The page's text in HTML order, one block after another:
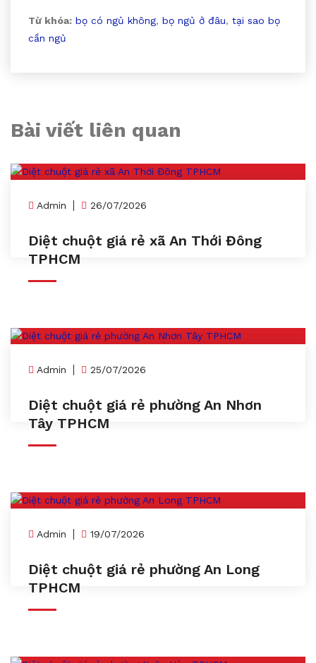
Từ khóa: bọ có ngủ không, bọ ngủ ở đâu, tại sao bọ
cần ngủ
Bài viết liên quan
Admin 26/07/2026
Diệt chuột giá rẻ xã An Thới Đông
TPHCM
Admin 25/07/2026
Diệt chuột giá rẻ phường An Nhơn
Tây TPHCM
Admin 19/07/2026
Diệt chuột giá rẻ phường An Long
TPHCM